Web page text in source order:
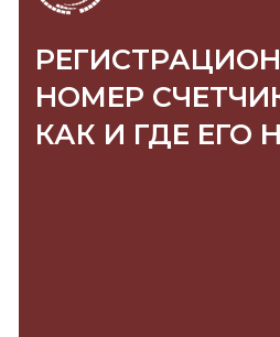
КАК И ГДЕ ЕГО НАЙТИ?